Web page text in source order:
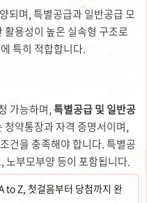
되며, 특별공급과 일반공급 모
용성이 높은 실속형 구조로
특히 적합합니다.
가능하며,특별공급 및 일반공
청약통장과 자격 증명서이며,
건을 충족해야 합니다. 특별공
노부모부양 등이 포함됩니다.
to Z, 첫걸음부터 당첨까지 완